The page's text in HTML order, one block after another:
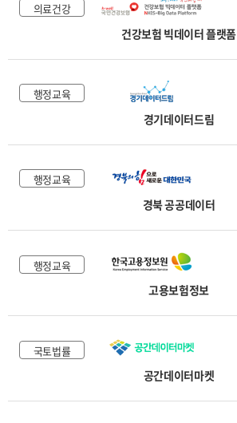
의료건강
건강보험 빅데이터 플랫폼
행정교육
경기데이터드림
행정교육
경북 공공데이터
행정교육
고용보험정보
국토법률
공간데이터마켓